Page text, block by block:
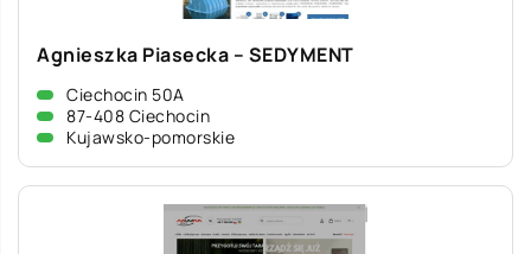
Agnieszka Piasecka – SEDYMENT
Ciechocin 50A
87-408 Ciechocin
Kujawsko-pomorskie